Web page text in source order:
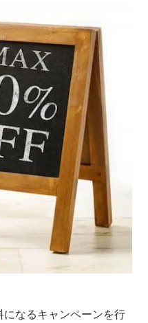
なるキャンペーンを行